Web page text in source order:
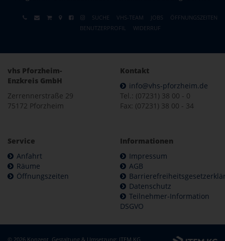
SUCHE VHS-TEAM JOBS
ÖFFNUNGSZEITEN
BENUTZERPROFIL
WIDERRUF
vhs Pforzheim-
Enzkreis GmbH
Zerrennerstraße 29
75172 Pforzheim
Kontakt
info@vhs-pforzheim.de
Tel.: (07231) 38 00 - 0
Fax: (07231) 38 00 - 34
Service
Anfahrt
Räume
Öffnungszeiten
Informationen
Impressum
AGB
Datenschutz
Teilnehmer-Information
DSGVO
© 2026 Konzept, Gestaltung & Umsetzung: ITEM KG